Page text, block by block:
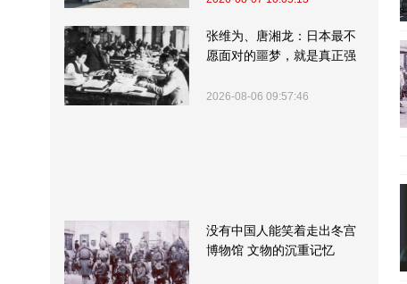
张维为、唐湘龙：日本最不
愿面对的噩梦，就是真正强
2026-08-06 09:57:46
没有中国人能笑着走出冬宫
博物馆 文物的沉重记忆